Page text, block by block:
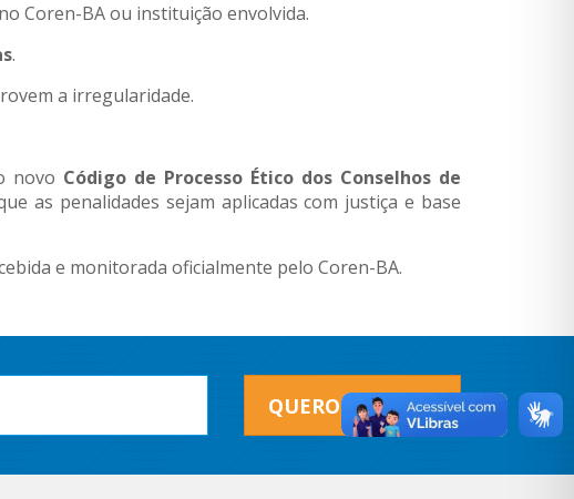
Coren-BA ou instituição envolvida.
.
a irregularidade.
novo Código de Processo Ético dos Conselhos de
as penalidades sejam aplicadas com justiça e base
e monitorada oficialmente pelo Coren-BA.
QUERO RECEBER